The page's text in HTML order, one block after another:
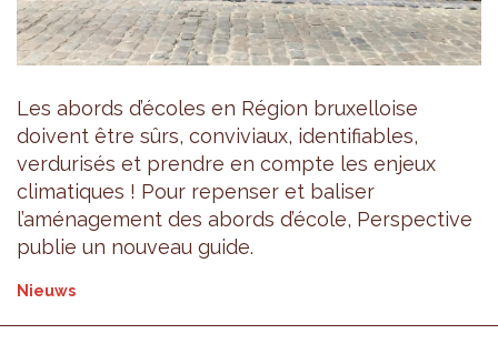
Les abords d’écoles en Région bruxelloise
doivent être sûrs, conviviaux, identifiables,
verdurisés et prendre en compte les enjeux
climatiques ! Pour repenser et baliser
l’aménagement des abords d’école, Perspective
publie un nouveau guide.
Nieuws